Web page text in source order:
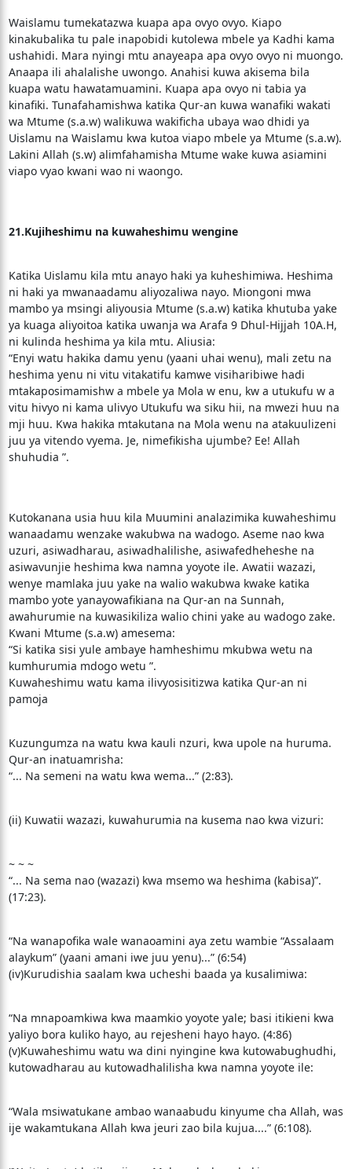
Waislamu tumekatazwa kuapa apa ovyo ovyo. Kiapo
kinakubalika tu pale inapobidi kutolewa mbele ya Kadhi kama
ushahidi. Mara nyingi mtu anayeapa apa ovyo ovyo ni muongo.
Anaapa ili ahalalishe uwongo. Anahisi kuwa akisema bila
kuapa watu hawatamuamini. Kuapa apa ovyo ni tabia ya
kinafiki. Tunafahamishwa katika Qur-an kuwa wanafiki wakati
wa Mtume (s.a.w) walikuwa wakificha ubaya wao dhidi ya
Uislamu na Waislamu kwa kutoa viapo mbele ya Mtume (s.a.w).
Lakini Allah (s.w) alimfahamisha Mtume wake kuwa asiamini
viapo vyao kwani wao ni waongo.
21.Kujiheshimu na kuwaheshimu wengine
Katika Uislamu kila mtu anayo haki ya kuheshimiwa. Heshima
ni haki ya mwanaadamu aliyozaliwa nayo. Miongoni mwa
mambo ya msingi aliyousia Mtume (s.a.w) katika khutuba yake
ya kuaga aliyoitoa katika uwanja wa Arafa 9 Dhul-Hijjah 10A.H,
ni kulinda heshima ya kila mtu. Aliusia:
“Enyi watu hakika damu yenu (yaani uhai wenu), mali zetu na
heshima yenu ni vitu vitakatifu kamwe visiharibiwe hadi
mtakaposimamishw a mbele ya Mola w enu, kw a utukufu w a
vitu hivyo ni kama ulivyo Utukufu wa siku hii, na mwezi huu na
mji huu. Kwa hakika mtakutana na Mola wenu na atakuulizeni
juu ya vitendo vyema. Je, nimefikisha ujumbe? Ee! Allah
shuhudia ”.
Kutokanana usia huu kila Muumini analazimika kuwaheshimu
wanaadamu wenzake wakubwa na wadogo. Aseme nao kwa
uzuri, asiwadharau, asiwadhalilishe, asiwafedheheshe na
asiwavunjie heshima kwa namna yoyote ile. Awatii wazazi,
wenye mamlaka juu yake na walio wakubwa kwake katika
mambo yote yanayowafikiana na Qur-an na Sunnah,
awahurumie na kuwasikiliza walio chini yake au wadogo zake.
Kwani Mtume (s.a.w) amesema:
“Si katika sisi yule ambaye hamheshimu mkubwa wetu na
kumhurumia mdogo wetu ”.
Kuwaheshimu watu kama ilivyosisitizwa katika Qur-an ni
pamoja
Kuzungumza na watu kwa kauli nzuri, kwa upole na huruma.
Qur-an inatuamrisha:
“... Na semeni na watu kwa wema...” (2:83).
(ii) Kuwatii wazazi, kuwahurumia na kusema nao kwa vizuri:
~ ~ ~
“... Na sema nao (wazazi) kwa msemo wa heshima (kabisa)”.
(17:23).
“Na wanapofika wale wanaoamini aya zetu wambie “Assalaam
alaykum” (yaani amani iwe juu yenu)...” (6:54)
(iv)Kurudishia saalam kwa ucheshi baada ya kusalimiwa:
“Na mnapoamkiwa kwa maamkio yoyote yale; basi itikieni kwa
yaliyo bora kuliko hayo, au rejesheni hayo hayo. (4:86)
(v)Kuwaheshimu watu wa dini nyingine kwa kutowabughudhi,
kutowadharau au kutowadhalilisha kwa namna yoyote ile:
“Wala msiwatukane ambao wanaabudu kinyume cha Allah, was
ije wakamtukana Allah kwa jeuri zao bila kujua....” (6:108).